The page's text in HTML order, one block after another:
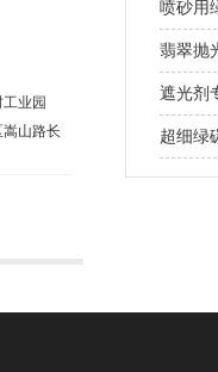
业园
山路长
喷砂用
翡翠抛
遮光剂
超细绿